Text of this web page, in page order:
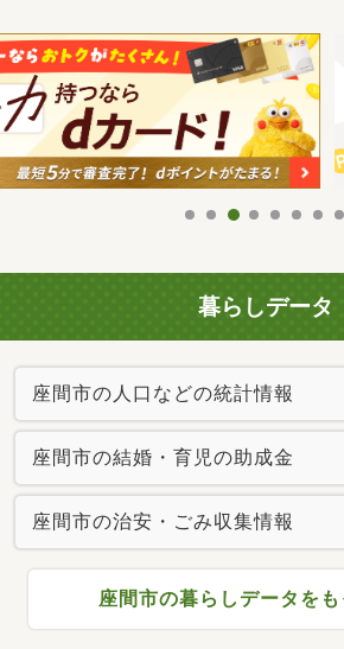
暮らしデータ
座間市の人口などの統計情報
座間市の結婚・育児の助成金
座間市の治安・ごみ収集情報
座間市の暮らしデータを